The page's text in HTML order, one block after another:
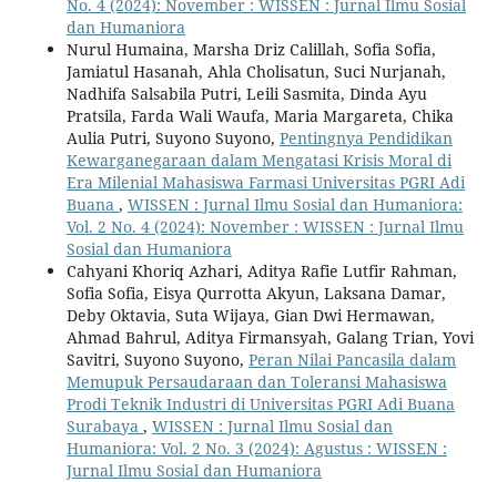
No. 4 (2024): November : WISSEN : Jurnal Ilmu Sosial
dan Humaniora
Nurul Humaina, Marsha Driz Calillah, Sofia Sofia,
Jamiatul Hasanah, Ahla Cholisatun, Suci Nurjanah,
Nadhifa Salsabila Putri, Leili Sasmita, Dinda Ayu
Pratsila, Farda Wali Waufa, Maria Margareta, Chika
Aulia Putri, Suyono Suyono, Pentingnya Pendidikan
Kewarganegaraan dalam Mengatasi Krisis Moral di
Era Milenial Mahasiswa Farmasi Universitas PGRI Adi
Buana , WISSEN : Jurnal Ilmu Sosial dan Humaniora:
Vol. 2 No. 4 (2024): November : WISSEN : Jurnal Ilmu
Sosial dan Humaniora
Cahyani Khoriq Azhari, Aditya Rafie Lutfir Rahman,
Sofia Sofia, Eisya Qurrotta Akyun, Laksana Damar,
Deby Oktavia, Suta Wijaya, Gian Dwi Hermawan,
Ahmad Bahrul, Aditya Firmansyah, Galang Trian, Yovi
Savitri, Suyono Suyono, Peran Nilai Pancasila dalam
Memupuk Persaudaraan dan Toleransi Mahasiswa
Prodi Teknik Industri di Universitas PGRI Adi Buana
Surabaya , WISSEN : Jurnal Ilmu Sosial dan
Humaniora: Vol. 2 No. 3 (2024): Agustus : WISSEN :
Jurnal Ilmu Sosial dan Humaniora